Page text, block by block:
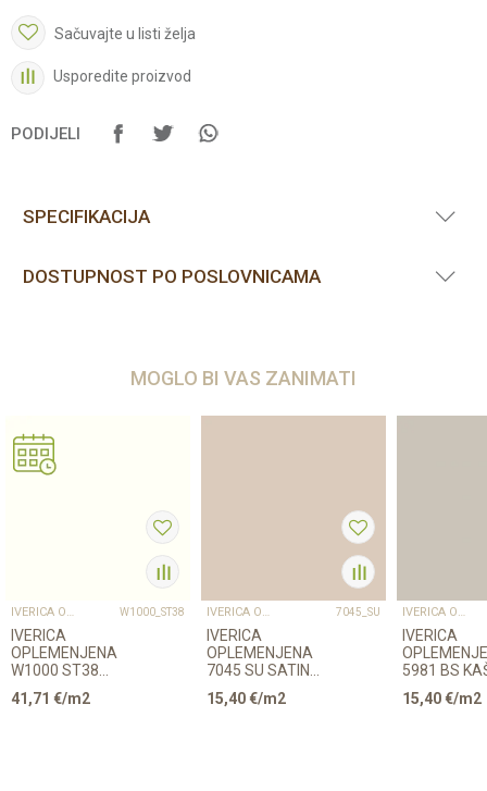
Sačuvajte u listi želja
Usporedite proizvod
PODIJELI
SPECIFIKACIJA
DOSTUPNOST PO POSLOVNICAMA
MOGLO BI VAS ZANIMATI
IVERICA OPLEMENJENA W1000_ST38
IVERICA
OPLEMENJENA
W1000 ST38
EGGER
41,71 €/m2
IVERICA OPLEMENJENA 7045_SU
IVERICA
OPLEMENJENA
7045 SU SATIN
15,40€/m2
IVERICA OPLEMENJENA
IVERICA
5981 BS
15,40€/m2